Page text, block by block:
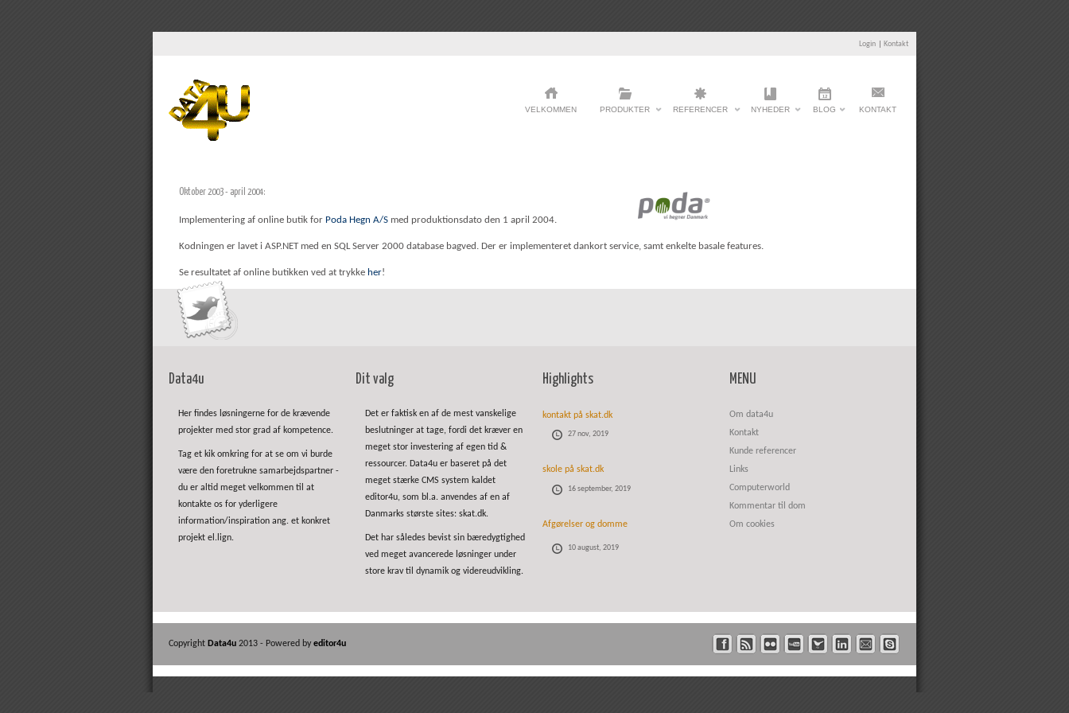
Login Kontakt
VELKOMMEN PRODUKTER REFERENCER NYHEDER BLOG KONTAKT
Oktober 2003 - april 2004:
Implementering af online butik for Poda Hegn A/S med produktionsdato den 1 april 2004.
Kodningen er lavet i ASP.NET med en SQL Server 2000 database bagved. Der er implementeret dankort service, samt enkelte basale features.
Se resultatet af online butikken ved at trykke her!
Data4u
Her findes løsningerne for de krævende
projekter med stor grad af kompetence.
Tag et kik omkring for at se om vi burde
være den foretrukne samarbejdspartner -
du er altid meget velkommen til at
kontakte os for yderligere
information/inspiration ang. et konkret
projekt el.lign.
Dit valg
Det er faktisk en af de mest vanskelige
beslutninger at tage, fordi det kræver en
meget stor investering af egen tid &
ressourcer. Data4u er baseret på det
meget stærke CMS system kaldet
editor4u, som bl.a. anvendes af en af
Danmarks største sites: skat.dk.
Det har således bevist sin bæredygtighed
ved meget avancerede løsninger under
store krav til dynamik og videreudvikling.
Highlights
kontakt på skat.dk
27 nov, 2019
skole på skat.dk
16 september, 2019
Afgørelser og domme
10 august, 2019
MENU
Om data4u
Kontakt
Kunde referencer
Links
Computerworld
Kommentar til dom
Om cookies
Copyright Data4u 2013 - Powered by editor4u